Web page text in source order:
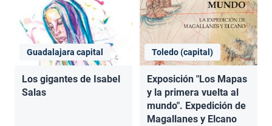
Guadalajara capital
Los gigantes de Isabel
Salas
Toledo (capital)
Exposición "Los Mapas
y la primera vuelta al
mundo". Expedición de
Magallanes y Elcano